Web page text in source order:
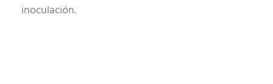
inoculación.